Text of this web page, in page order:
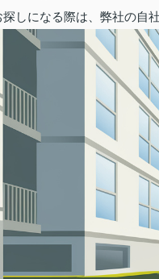
しになる際は、弊社の自